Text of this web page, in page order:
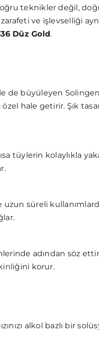
teknikler değil,
ve işlevselliği
Düz Gold.
de büyüleyen
hale getirir. Şık
tüylerin kolaylıkla
uzun süreli
adından söz
korur.
alkol bazlı bir